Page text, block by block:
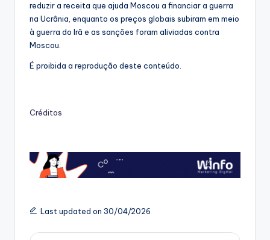
reduzir a receita que ajuda Moscou a financiar a guerra
na Ucrânia, enquanto os preços globais subiram em meio
à guerra do Irã e as sanções foram aliviadas contra
Moscou.
É proibida a reprodução deste conteúdo.
Créditos
Last updated on 30/04/2026